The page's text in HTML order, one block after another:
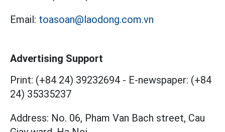
Email: toasoan@laodong.com.vn
Advertising Support
Print: (+84 24) 39232694 - E-newspaper: (+84
24) 35335237
Address: No. 06, Pham Van Bach street, Cau